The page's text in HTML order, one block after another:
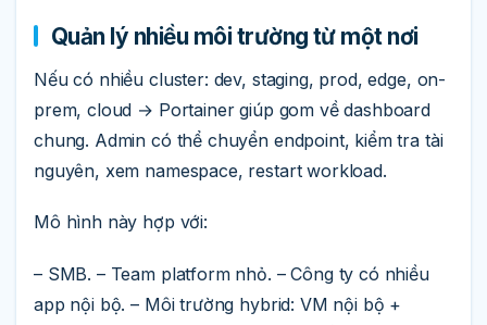
Quản lý nhiều môi trường từ một nơi
Nếu có nhiều cluster: dev, staging, prod, edge, on-
prem, cloud → Portainer giúp gom về dashboard
chung. Admin có thể chuyển endpoint, kiểm tra tài
nguyên, xem namespace, restart workload.
Mô hình này hợp với:
– SMB. – Team platform nhỏ. – Công ty có nhiều
app nội bộ. – Môi trường hybrid: VM nội bộ +